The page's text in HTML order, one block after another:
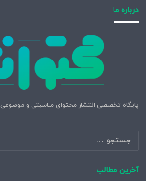
درباره ما
پایگاه تخصصی انتشار محتوای مناسبتی و موضوعی
آخرین مطالب